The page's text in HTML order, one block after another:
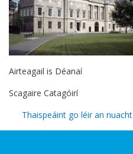
Airteagail is Déanaí
Scagaire Catagóirí
Thaispeáint go léir an nuacht